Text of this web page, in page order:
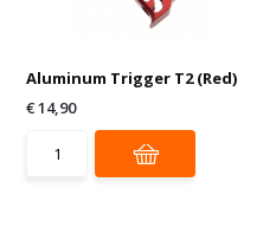
Aluminum Trigger T2 (Red)
€ 14,90